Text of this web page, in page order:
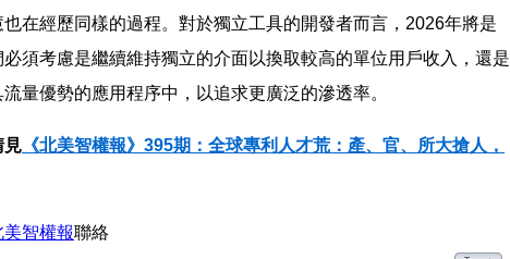
在經歷同樣的過程。對於獨立工具的開發者而言，2026年將是
須考慮是繼續維持獨立的介面以換取較高的單位用戶收入，還是
量優勢的應用程序中，以追求更廣泛的滲透率。
見 《北美智權報》395期：全球專利人才荒：產、官、所大搶人，
美智權報聯絡